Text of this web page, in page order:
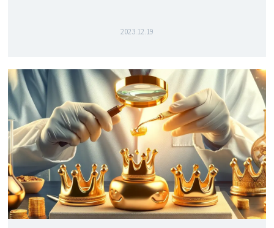
2023.12.19